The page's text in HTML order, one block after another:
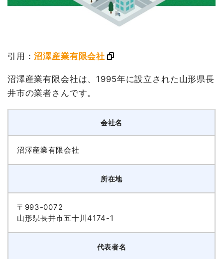
引用：沼澤産業有限会社
沼澤産業有限会社は、1995年に設立された山形県長
井市の業者さんです。
会社名
沼澤産業有限会社
所在地
〒993-0072
山形県長井市五十川4174-1
代表者名